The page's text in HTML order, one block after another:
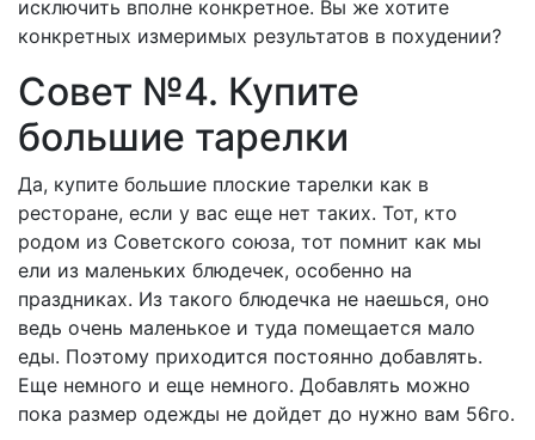
исключить вполне конкретное. Вы же хотите
конкретных измеримых результатов в похудении?
Совет №4. Купите
большие тарелки
Да, купите большие плоские тарелки как в
ресторане, если у вас еще нет таких. Тот, кто
родом из Советского союза, тот помнит как мы
ели из маленьких блюдечек, особенно на
праздниках. Из такого блюдечка не наешься, оно
ведь очень маленькое и туда помещается мало
еды. Поэтому приходится постоянно добавлять.
Еще немного и еще немного. Добавлять можно
пока размер одежды не дойдет до нужно вам 56го.